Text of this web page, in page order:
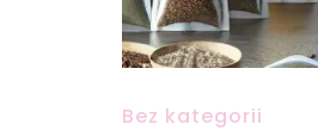
Bez kategorii